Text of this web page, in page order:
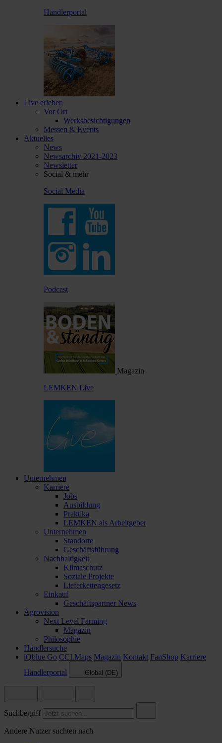
Händlerportal
Live erleben
Vor Ort
Werksbesichtigungen
Messen & Events
Aktuelles
News
Newsarchiv 2021-2023
Newsletter
Social & mehr
Social Media
Podcast
Magazin
LEMKEN Live
Unternehmen
Karriere
Jobs
Ausbildung
Praktika
LEMKEN als Arbeitgeber
Unternehmen
Standorte
Geschäftsführung
Nachhaltigkeit
Klimaschutz
Soziale Projekte
Lieferkettengesetz
Einkauf
Geschäftspartner News
Agrovision
Next Level Farming
Magazin
Philosophie
Händlersuche
iQblue Go CCI.Maps Magazin Kontakt FanShop Karriere
Händlerportal
Global (DE)
Suchbegriff
Andere Nutzer suchten nach